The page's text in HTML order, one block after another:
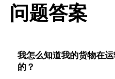
问题答案
我怎么知道我的货物在
的？